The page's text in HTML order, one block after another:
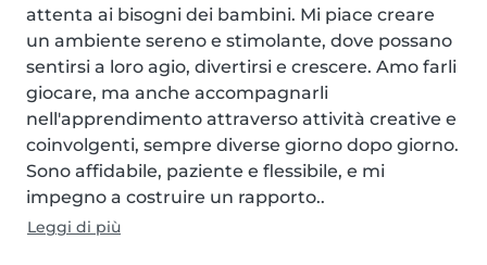
attenta ai bisogni dei bambini. Mi piace creare
un ambiente sereno e stimolante, dove possano
sentirsi a loro agio, divertirsi e crescere. Amo farli
giocare, ma anche accompagnarli
nell'apprendimento attraverso attività creative e
coinvolgenti, sempre diverse giorno dopo giorno.
Sono affidabile, paziente e flessibile, e mi
impegno a costruire un rapporto..
Leggi di più